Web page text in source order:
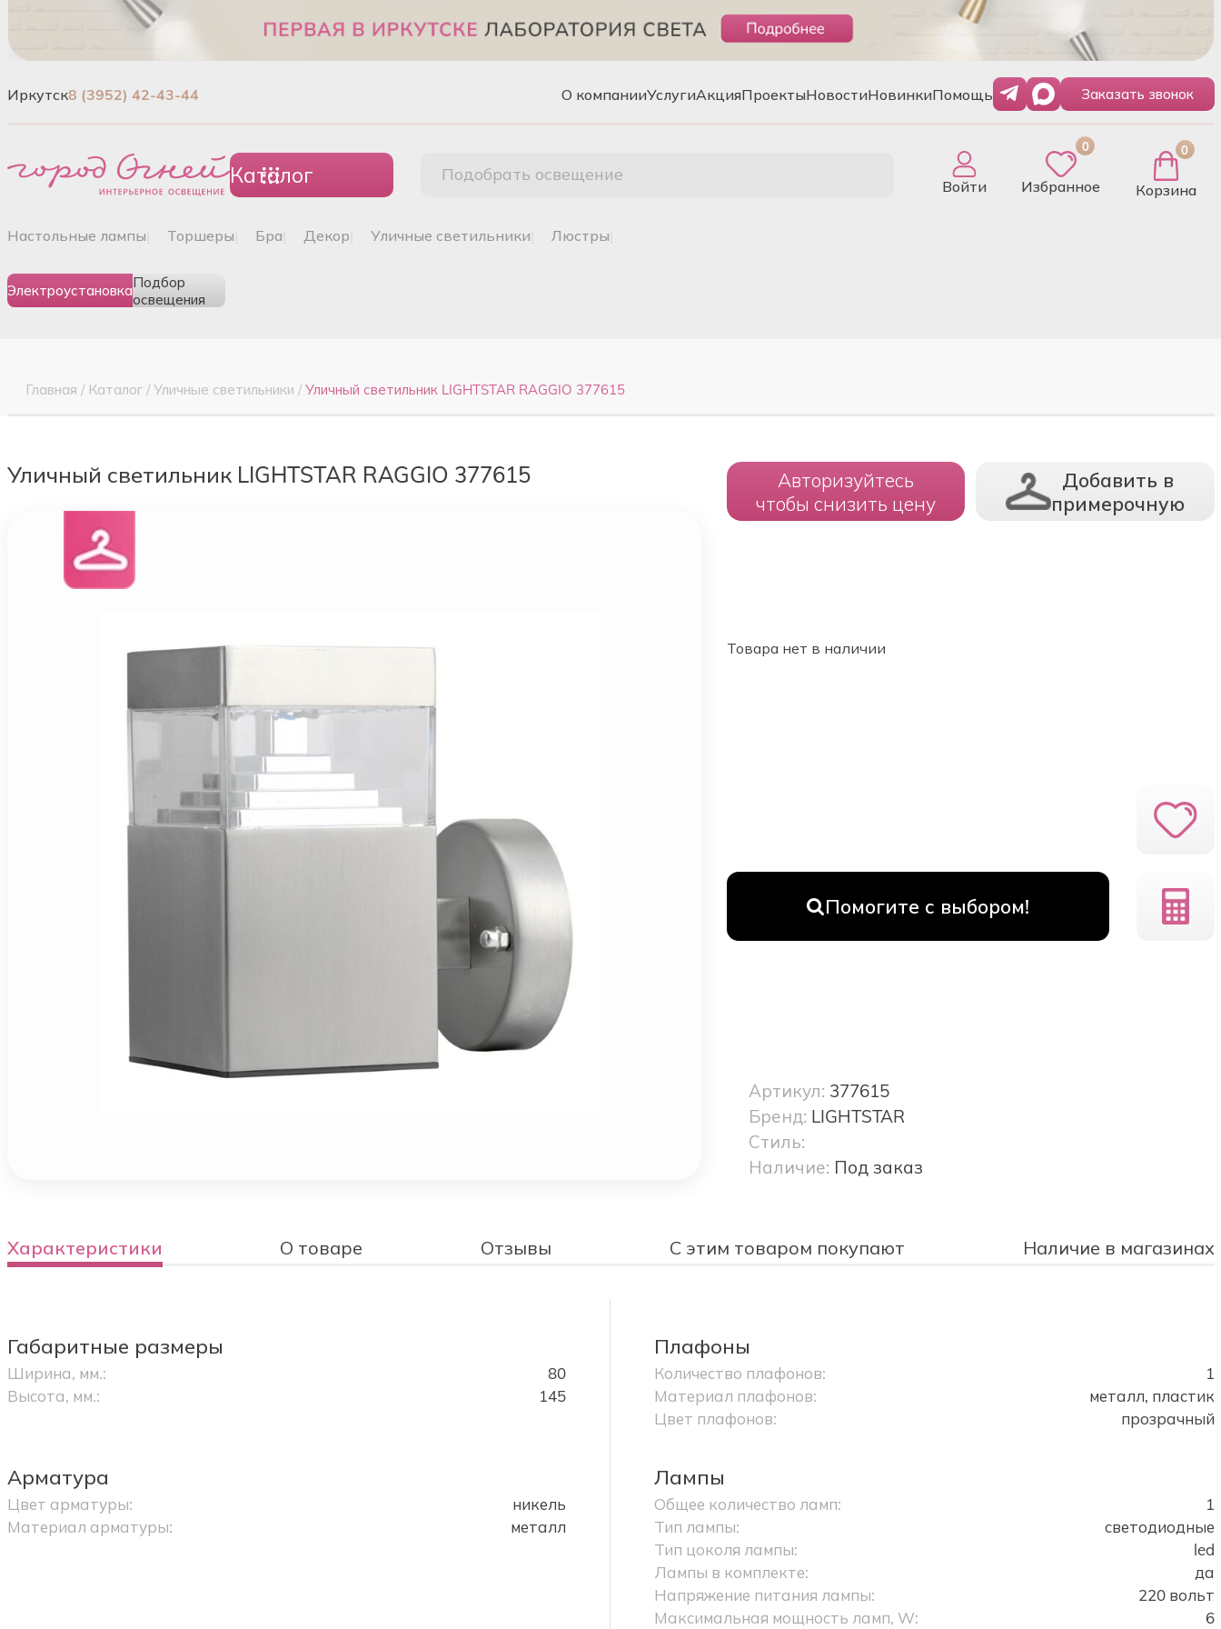
Иркутск8 (3952) 42-43-44 О компанииУслугиАкцияПроектыНовостиНовинкиПомощь Заказать звонок
Каталог Подобрать освещение
Войти
0
Избранное
0
Корзина
настольные лампы торшеры бра декор уличные светильники люстры
ЭлектроустановкаПодбор
освещения
Главная / Каталог / Уличные светильники / Уличный светильник LIGHTSTAR RAGGIO 377615
Уличный светильник LIGHTSTAR RAGGIO 377615
Авторизуйтесь
чтобы снизить цену
Добавить в
примерочную
Товара нет в наличии
Помогите с выбором!
Артикул: 377615
Бренд: LIGHTSTAR
Стиль:
Наличие: Под заказ
Характеристики О товаре Отзывы С этим товаром покупают Наличие в магазинах
Габаритные размеры
Ширина, мм.:
80
Высота, мм.:
145
Плафоны
Количество плафонов:
1
Материал плафонов:
металл, пластик
Цвет плафонов:
прозрачный
Арматура
Цвет арматуры:
никель
Материал арматуры:
металл
Лампы
Общее количество ламп:
1
Тип лампы:
светодиодные
Тип цоколя лампы:
led
Лампы в комплекте:
да
Напряжение питания лампы:
220 вольт
Максимальная мощность ламп, W:
6